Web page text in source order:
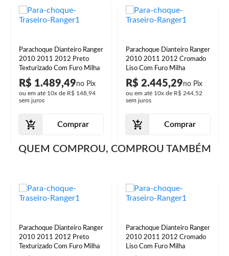
Parachoque Dianteiro Ranger
2010 2011 2012 Preto
Texturizado Com Furo Milha
R$ 1.489,49
ou em até 10x de R$ 148,94
sem juros
Comprar
Parachoque Dianteiro Ranger
2010 2011 2012 Cromado
Liso Com Furo Milha
R$ 2.445,29
ou em até 10x de R$ 244,52
sem juros
Comprar
QUEM COMPROU, COMPROU TAMBÉM
Parachoque Dianteiro Ranger
2010 2011 2012 Preto
Texturizado Com Furo Milha
Parachoque Dianteiro Ranger
2010 2011 2012 Cromado
Liso Com Furo Milha